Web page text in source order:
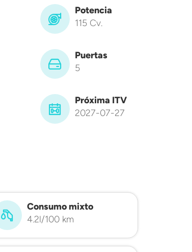
Potencia
115 Cv.
Puertas
5
Próxima ITV
2027-07-27
Consumo mixto
4.2l/100 km